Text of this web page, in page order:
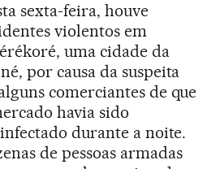
sexta-feira, houve
violentos em
uma cidade da
por causa da suspeita
comerciantes de que
havia sido
durante a noite.
de pessoas armadas